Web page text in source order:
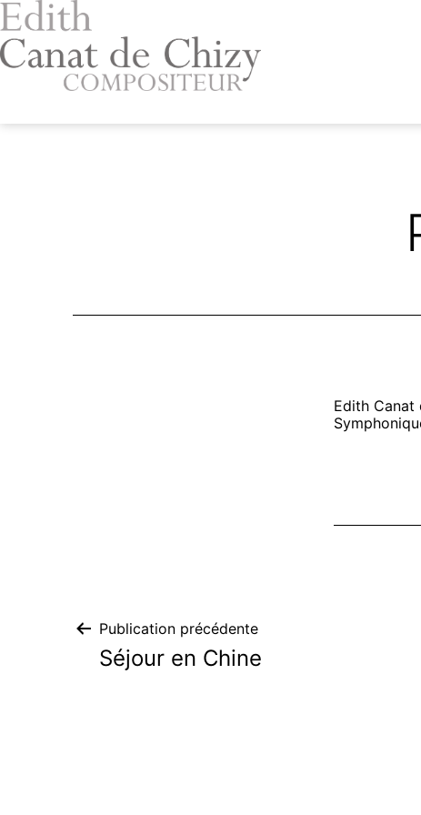
Aller
au
contenu
Edith Canat
Navigation
Publication précédente
Séjour en Chine